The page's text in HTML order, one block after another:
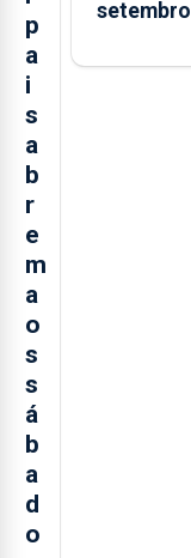
p
a
i
s
a
b
r
e
m
a
o
s
s
á
b
a
d
o
setembro